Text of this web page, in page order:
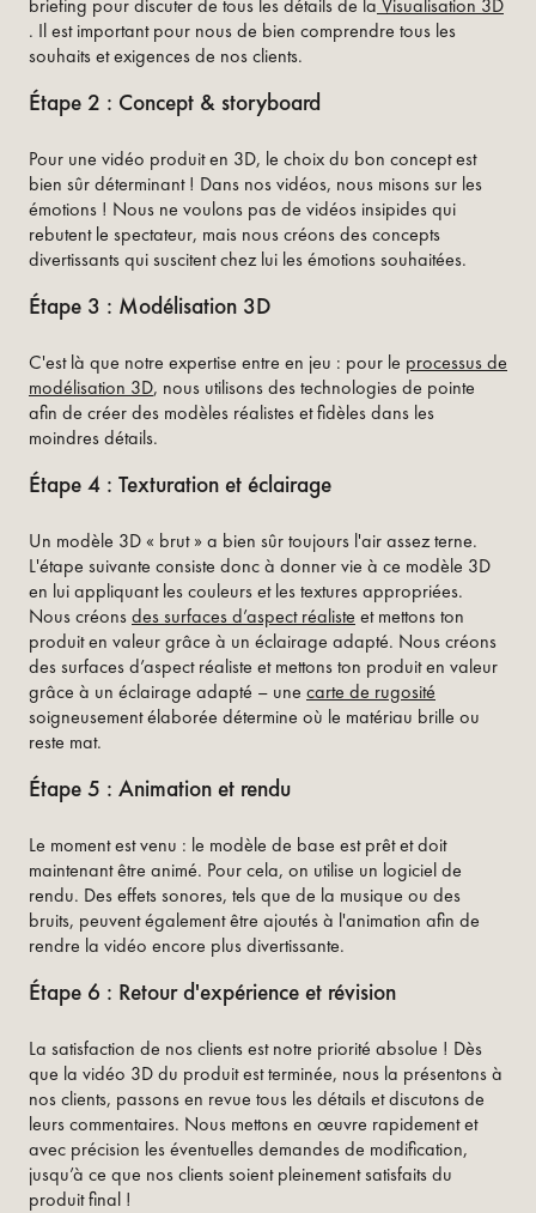
. Il est important pour nous de bien comprendre tous les
souhaits et exigences de nos clients.
Étape 2 : Concept & storyboard
Pour une vidéo produit en 3D, le choix du bon concept est
bien sûr déterminant ! Dans nos vidéos, nous misons sur les
émotions ! Nous ne voulons pas de vidéos insipides qui
rebutent le spectateur, mais nous créons des concepts
divertissants qui suscitent chez lui les émotions souhaitées.
Étape 3 : Modélisation 3D
C'est là que notre expertise entre en jeu : pour le processus de
modélisation 3D, nous utilisons des technologies de pointe
afin de créer des modèles réalistes et fidèles dans les
moindres détails.
Étape 4 : Texturation et éclairage
Un modèle 3D « brut » a bien sûr toujours l'air assez terne.
L'étape suivante consiste donc à donner vie à ce modèle 3D
en lui appliquant les couleurs et les textures appropriées.
Nous créonsdes surfaces d’aspect réaliste et mettons ton
produit en valeur grâce à un éclairage adapté. Nous créons
des surfaces d’aspect réaliste et mettons ton produit en valeur
grâce à un éclairage adapté – une carte de rugosité
soigneusement élaborée détermine où le matériau brille ou
reste mat.
Étape 5 : Animation et rendu
Le moment est venu : le modèle de base est prêt et doit
maintenant être animé. Pour cela, on utilise un logiciel de
rendu. Des effets sonores, tels que de la musique ou des
bruits, peuvent également être ajoutés à l'animation afin de
rendre la vidéo encore plus divertissante.
Étape 6 : Retour d'expérience et révision
La satisfaction de nos clients est notre priorité absolue ! Dès
que la vidéo 3D du produit est terminée, nous la présentons à
nos clients, passons en revue tous les détails et discutons de
leurs commentaires. Nous mettons en œuvre rapidement et
avec précision les éventuelles demandes de modification,
jusqu’à ce que nos clients soient pleinement satisfaits du
produit final !